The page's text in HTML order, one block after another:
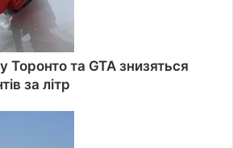
Торонто та GTA знизяться
за літр